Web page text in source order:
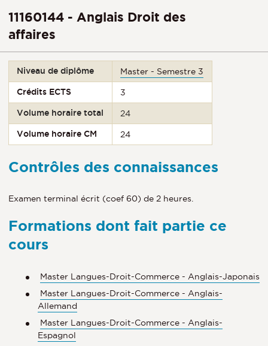
11160144 - Anglais Droit des
affaires
Niveau de diplôme Master - Semestre 3
Crédits ECTS 3
Volume horaire total 24
Volume horaire CM 24
Contrôles des connaissances
Examen terminal écrit (coef 60) de 2 heures.
Formations dont fait partie ce
cours
Master Langues-Droit-Commerce - Anglais-Japonais
Master Langues-Droit-Commerce - Anglais-
Allemand
Master Langues-Droit-Commerce - Anglais-
Espagnol